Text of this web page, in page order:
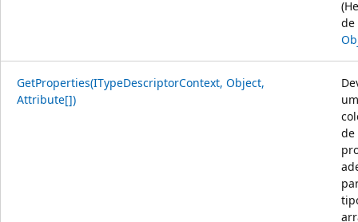
de
GetProperties(ITypeDescriptorContext, Object,
Attribute[])
de